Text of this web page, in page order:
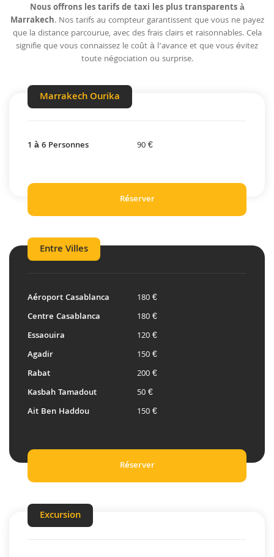
Nous offrons les tarifs de taxi les plus transparents à
Marrakech. Nos tarifs au compteur garantissent que vous ne payez
que la distance parcourue, avec des frais clairs et raisonnables. Cela
signifie que vous connaissez le coût à l’avance et que vous évitez
toute négociation ou surprise.
Marrakech Ourika
1 à 6 Personnes 90 €
Réserver
Entre Villes
Aéroport Casablanca
Centre Casablanca
Essaouira
Agadir
Rabat
Kasbah Tamadout
Ait Ben Haddou
180 €
180 €
120 €
150 €
200 €
50 €
150 €
Réserver
Excursion